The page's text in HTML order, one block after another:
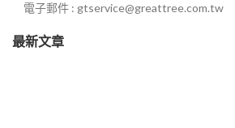
電子郵件 : gtservice@greattree.com.tw
最新文章